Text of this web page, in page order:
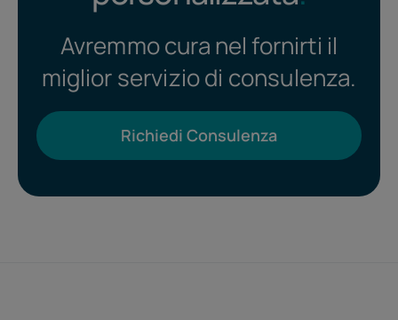
Avremmo cura nel fornirti il
miglior servizio di consulenza.
Richiedi Consulenza